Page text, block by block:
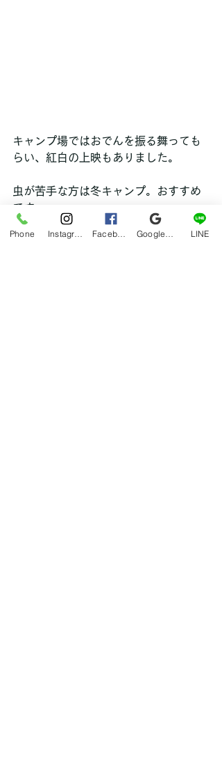
キャンプ場ではおでんを振る舞っても
らい、紅白の上映もありました。
虫が苦手な方は冬キャンプ。おすすめ
です。
hana
Phone LINE